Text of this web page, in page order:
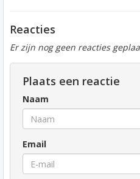
Reacties
Er zijn nog geen reacties
Plaats een reactie
Naam
Email